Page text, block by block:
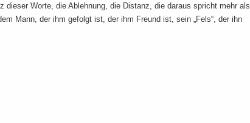
Worte, die Ablehnung, die Distanz, die daraus spricht mehr als
Mann, der ihm gefolgt ist, der ihm Freund ist, sein „Fels“, der ihn